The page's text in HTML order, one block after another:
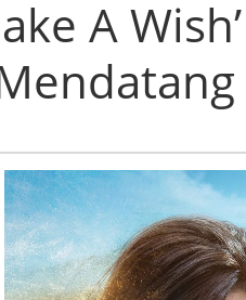
A